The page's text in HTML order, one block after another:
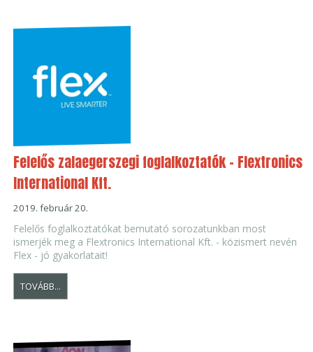
Felelős zalaegerszegi foglalkoztatók - Flextronics
International Kft.
2019. február 20.
Felelős foglalkoztatókat bemutató sorozatunkban most
ismerjék meg a Flextronics International Kft. - közismert nevén
Flex - jó gyakorlatait!
TOVÁBB...